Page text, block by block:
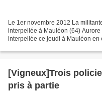
Le 1er novembre 2012 La
interpellée à Mauléon (64)
interpellée ce jeudi à Mauléon en
[Vigneux]Trois
pris à partie